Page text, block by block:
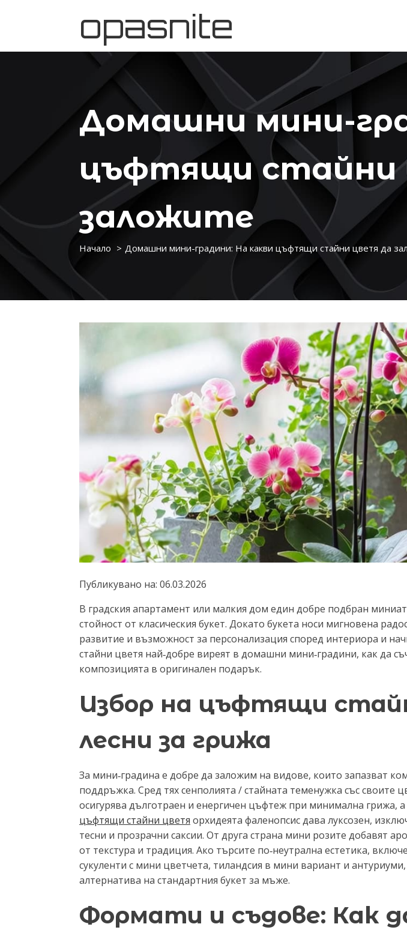
opasnite
Домашни мини-
цъфтящи стайни
заложите
Начало Домашни мини-градини: На какви цъфтящи стайни цветя да
Публикувано на: 06.03.2026
В градския апартамент или малкия дом един добре подбран
стойност от класическия букет. Докато букета носи мигновена
развитие и възможност за персонализация според интериора и
стайни цветя най‑добре виреят в домашни мини‑градини, как да
композицията в оригинален подарък.
Избор на цъфтящи
лесни за грижа
За мини‑градина е добре да заложим на видове, които запазват
поддръжка. Сред тях сенполията / стайната теменужка със своите
осигурява дълготраен и енергичен цъфтеж при минимална грижа,
цъфтящи стайни цветя орхидеята фаленопсис дава луксозен,
тесни и прозрачни саксии. От друга страна мини розите добавят
от текстура и традиция. Ако търсите по‑неутрална естетика,
сукуленти с мини цветчета, тиландсия в мини вариант и
алтернатива на стандартния букет за мъже.
Формати и съдове: Как